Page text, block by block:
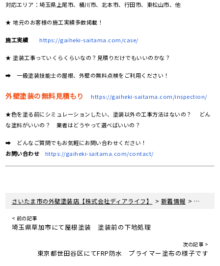
対応エリア：埼玉県上尾市、桶川市、北本市、行田市、東松山市、他
★ 地元のお客様の施工実績多数掲載！
施工実績 https://gaiheki-saitama.com/case/
★ 塗装工事っていくらくらいなの？見積りだけでもいいのかな？
➡ 一級塗装技能士の屋根、外壁の無料点検をご利用ください！
外壁塗装の無料見積もり https://gaiheki-saitama.com/inspection/
★色を塗る前にシミュレーションしたい、塗装以外の工事方法はないの？ どん
な塗料がいいの？ 業者はどうやって選べばいいの？
➡ どんなご質問でもお気軽にお問い合わせください！
お問い合わせ
https://gaiheki-saitama.com/contact/
さいたま市の外壁塗装店【株式会社ディアライフ】 > 新着情報 > 埼玉県
< 前の記事
埼玉県草加市にて屋根塗装 塗装前の下地処理
次の記事 >
東京都世田谷区にてFRP防水 プライマー塗布の様子です